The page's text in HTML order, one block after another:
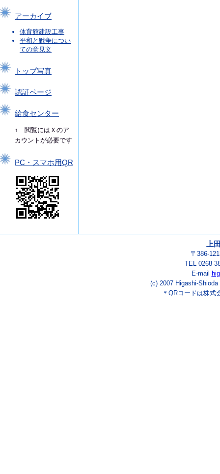
アーカイブ
体育館建設工事
平和と戦争につい
ての意見文
トップ写真
認証ページ
給食センター
↑ 閲覧にはＸのア
カウントが必要です
PC・スマホ用QR
上
〒386-
TEL 0268-
E-mail
(c) 2007 Higashi-
＊QRコードは株式